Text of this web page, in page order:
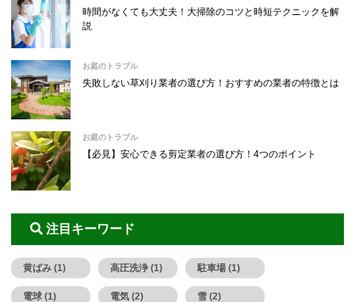
時間がなくても大丈夫！大掃除のコツと時短テクニックを解
説
お庭のトラブル
失敗しない草刈り業者の選び方！おすすめの業者の特徴とは
お庭のトラブル
【必見】安心できる剪定業者の選び方！4つのポイント
注目キーワード
黄ばみ (1) 高圧洗浄 (1) 駐車場 (1)
電球 (1) 電気 (2) 雪 (2)